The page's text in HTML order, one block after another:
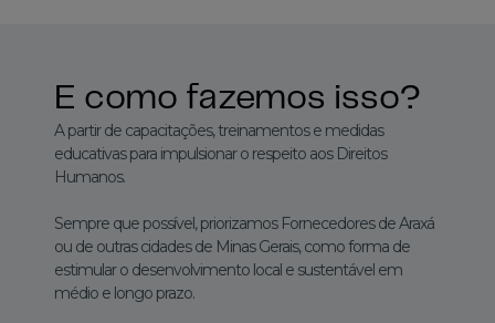
E como fazemos isso?
A partir de capacitações, treinamentos e medidas
educativas para impulsionar o respeito aos Direitos
Humanos.
Sempre que possível, priorizamos Fornecedores de Araxá
ou de outras cidades de Minas Gerais, como forma de
estimular o desenvolvimento local e sustentável em
médio e longo prazo.